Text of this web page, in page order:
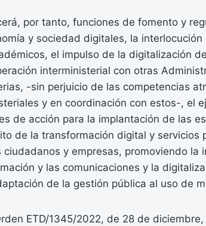
por tanto, funciones de fomento y
y sociedad digitales, la
el impulso de la digitalización
interministerial con otras
-sin perjuicio de las competencias
y en coordinación con estos-, el
de acción para la implantación de las
de la transformación digital y
ciudadanos y empresas, promoviendo la
y las comunicaciones y la
de la gestión pública al uso de
ETD/1345/2022, de 28 de